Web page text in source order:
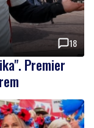
18
Premier